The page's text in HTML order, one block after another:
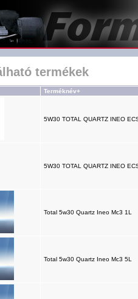
termékek
Terméknév+
5W30 TOTAL QUARTZ INEO
5W30 TOTAL QUARTZ INEO
Total 5w30 Quartz Ineo Mc3 1L
Total 5w30 Quartz Ineo Mc3 5L